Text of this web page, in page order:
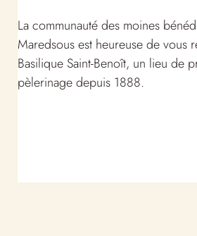
La communauté des moines
Maredsous est heureuse de vous
Basilique Saint-Benoît, un lieu de
pèlerinage depuis 1888.